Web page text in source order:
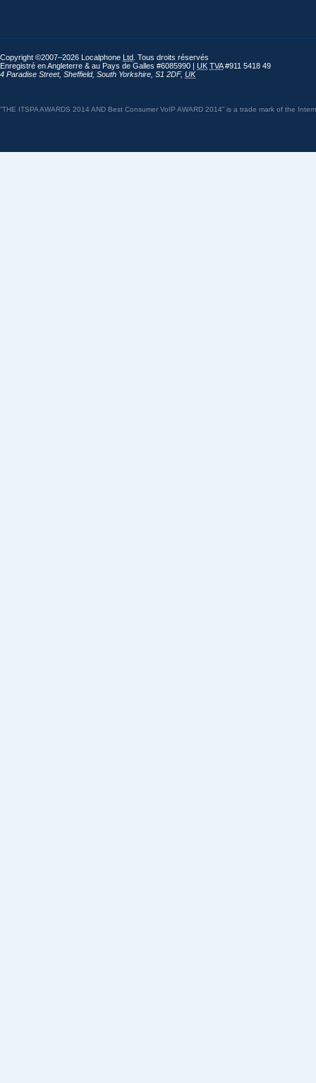
Copyright ©2007–2026 Localphone Ltd . Tous droits réservés
Enregistré en Angleterre & au Pays de Galles #6085990 | UK TVA#911 5418 49
4 Paradise Street, Sheffield, South Yorkshire S1 2DF, UK
“THE ITSPA AWARDS 2014 AND Best Consumer VoIP AWARD 2014” is a trade mark of the